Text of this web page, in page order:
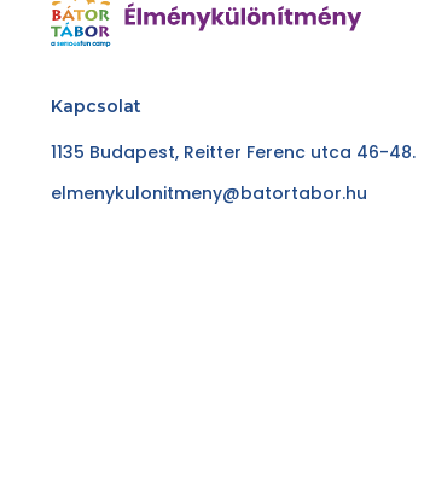
Kapcsolat
1135 Budapest, Reitter Ferenc utca 46-48.
elmenykulonitmeny@batortabor.hu